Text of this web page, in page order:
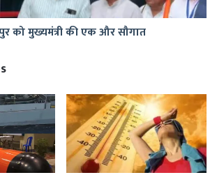
को मुख्यमंत्री की एक और सौगात